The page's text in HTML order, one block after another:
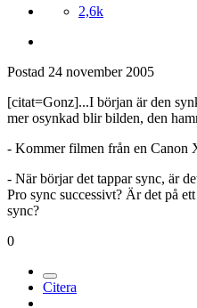
2,6k
Postad 24 november 2005
[citat=Gonz]...I början är den
mer osynkad blir bilden, den
- Kommer filmen från en Canon
- När börjar det tappar sync, är
Pro sync successivt? Är det på
sync?
0
Citera